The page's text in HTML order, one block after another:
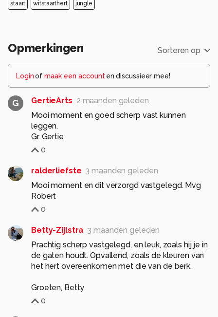
staart witstaarthert jungle
Opmerkingen Sorteren op
Loginof maak een account en discussieer mee!
G GertieArts 2 maanden geleden
Mooi moment en goed scherp vast kunnen
leggen.
Gr. Gertie
0
ralderliefste 3 maanden geleden
Mooi moment en dit verzorgd vastgelegd. Mvg
Robert
0
Betty-Zijlstra 3 maanden geleden
Prachtig scherp vastgelegd, en leuk, zoals hij je in
de gaten houdt. Opvallend, zoals de kleuren van
het hert overeenkomen met die van de berk.
Groeten, Betty
0